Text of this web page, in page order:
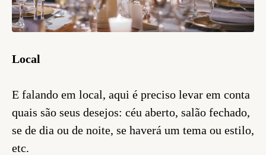
Local
E falando em local, aqui é preciso levar em conta
quais são seus desejos: céu aberto, salão fechado,
se de dia ou de noite, se haverá um tema ou estilo,
etc.